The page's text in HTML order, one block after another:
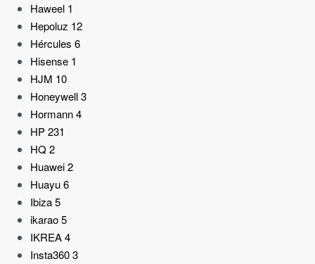
Haweel 1
Hepoluz 12
Hércules 6
Hisense 1
HJM 10
Honeywell3
Hormann4
HP231
HQ 2
Huawei2
Huayu6
Ibiza5
ikarao5
IKREA4
Insta3603